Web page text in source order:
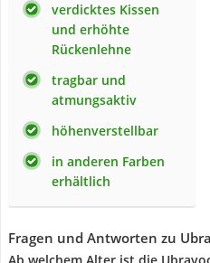
verdicktes Kissen
und erhöhte
Rückenlehne
tragbar und
atmungsaktiv
höhenverstellbar
in anderen Farben
erhältlich
Fragen und Antworten zu